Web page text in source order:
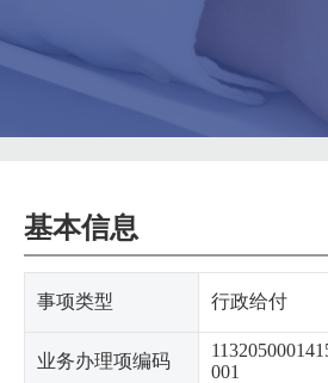
基本信息
事项类型 行政给付
业务办理项编码
001